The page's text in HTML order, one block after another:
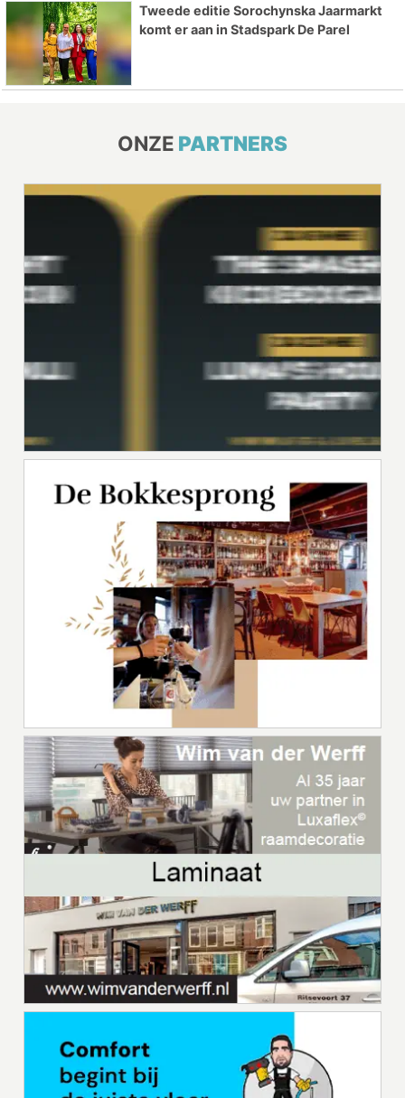
Tweede editie Sorochynska Jaarmarkt
komt er aan in Stadspark De Parel
ONZE PARTNERS